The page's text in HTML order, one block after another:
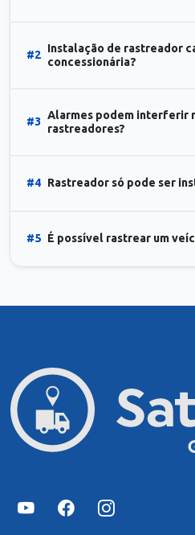
#2
Instalação de rastreador
concessionária?
#3
Alarmes podem interferir
rastreadores?
#4 Rastreador só pode ser
#5 É possível rastrear um